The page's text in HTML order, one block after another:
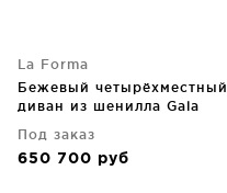
La Forma
Бежевый четырёхместный
диван из шенилла Gala
Под заказ
650 700 руб